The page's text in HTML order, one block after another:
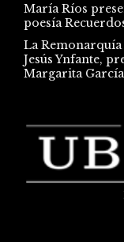
María Ríos
poesía
La
Jesús Ynfante,
Margarita